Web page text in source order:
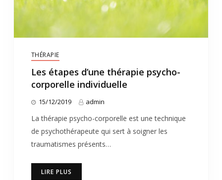
THÉRAPIE
Les étapes d’une thérapie psycho-
corporelle individuelle
15/12/2019 admin
La thérapie psycho-corporelle est une technique
de psychothérapeute qui sert à soigner les
traumatismes présents…
LIRE PLUS